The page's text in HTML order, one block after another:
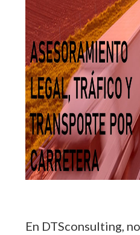
En DTSconsulting,